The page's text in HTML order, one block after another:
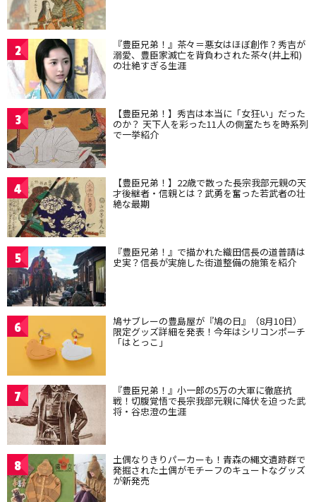
2 『豊臣兄弟！』茶々＝悪女はほぼ創作？秀吉が
溺愛、豊臣家滅亡を背負わされた茶々(井上和)
の壮絶すぎる生涯
3 【豊臣兄弟！】秀吉は本当に「女狂い」だった
のか？ 天下人を彩った11人の側室たちを時系列
で一挙紹介
4 【豊臣兄弟！】22歳で散った長宗我部元親の天
才後継者・信親とは？武勇を奮った若武者の壮
絶な最期
5 『豊臣兄弟！』で描かれた織田信長の道普請は
史実？信長が実施した街道整備の施策を紹介
6 鳩サブレーの豊島屋が『鳩の日』（8月10日）
限定グッズ詳細を発表！今年はシリコンポーチ
「はとっこ」
7 『豊臣兄弟！』小一郎の5万の大軍に徹底抗
戦！切腹覚悟で長宗我部元親に降伏を迫った武
将・谷忠澄の生涯
8 土偶なりきりパーカーも！青森の縄文遺跡群で
発掘された土偶がモチーフのキュートなグッズ
が新発売